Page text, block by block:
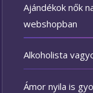
Ajándékok nők
webshopban
Alkoholista
Ámor nyila is